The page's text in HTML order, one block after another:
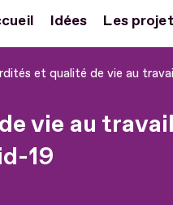
Idées Les
et qualité de vie au
vie au
19